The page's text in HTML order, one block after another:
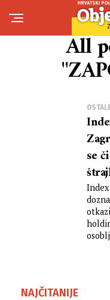
All
se
NAJČITANIJE